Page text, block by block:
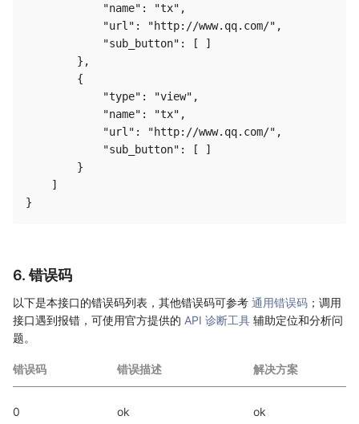
            "name": "tx",
            "url": "http://www.qq.com/",
            "sub_button": [ ]
        },
        {
            "type": "view",
            "name": "tx",
            "url": "http://www.qq.com/",
            "sub_button": [ ]
        }
    ]
6. 错误码
以下是本接口的错误码列表，其他错误码可参考 通用错误码 ；调用
接口遇到报错，可使用官方提供的 API 诊断工具 辅助定位和分析问
题。
错误码 错误描述 解决方案
0 ok ok